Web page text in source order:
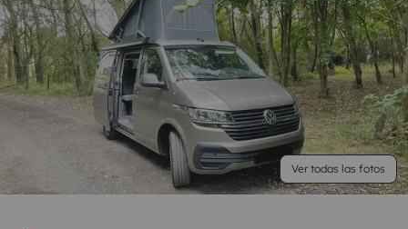
Ver todas las fotos